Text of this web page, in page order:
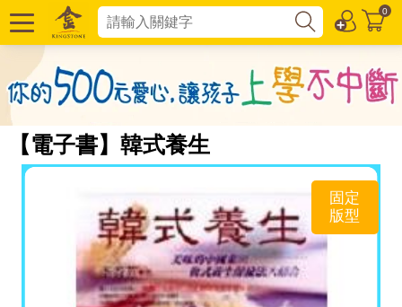
0
【電子書】韓式養生
固定
版型